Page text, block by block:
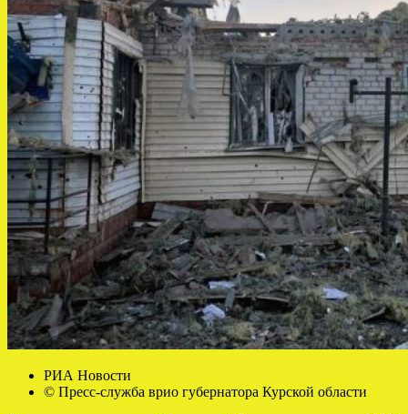
РИА Новости
© Пресс-служба врио губернатора Курской области